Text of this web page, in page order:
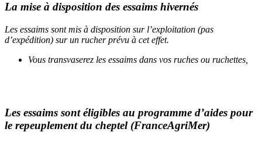
La mise à disposition des essaims hivernés
Les essaims sont mis à disposition sur l’exploitation (pas
d’expédition) sur un rucher prévu à cet effet.
Vous transvaserez les essaims dans vos ruches ou ruchettes,
Les essaims sont éligibles au programme d’aides pour
le repeuplement du cheptel (FranceAgriMer)